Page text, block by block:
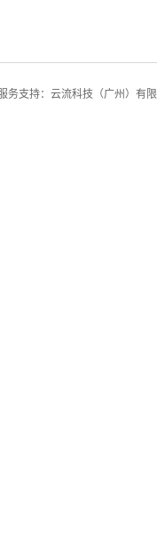
务支持：云流科技（广州）有